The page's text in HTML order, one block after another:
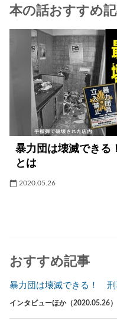
本の話おすすめ
暴力団は壊滅でき
とは
2020.05.26
おすすめ記事
暴力団は壊滅できる！ 刑
インタビューほか（2020.05.26）